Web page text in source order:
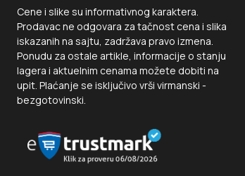
Cene i slike su informativnog karaktera.
Prodavac ne odgovara za tačnost cena i slika
iskazanih na sajtu, zadržava pravo izmena.
Ponudu za ostale artikle, informacije o stanju
lagera i aktuelnim cenama možete dobiti na
upit. Plaćanje se isključivo vrši virmanski -
bezgotovinski.